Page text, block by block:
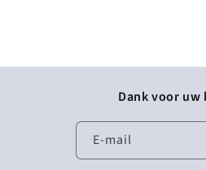
Dank voor uw
E‑mail